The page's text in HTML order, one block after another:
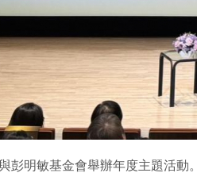
彭明敏基金會舉辦年度主題活動